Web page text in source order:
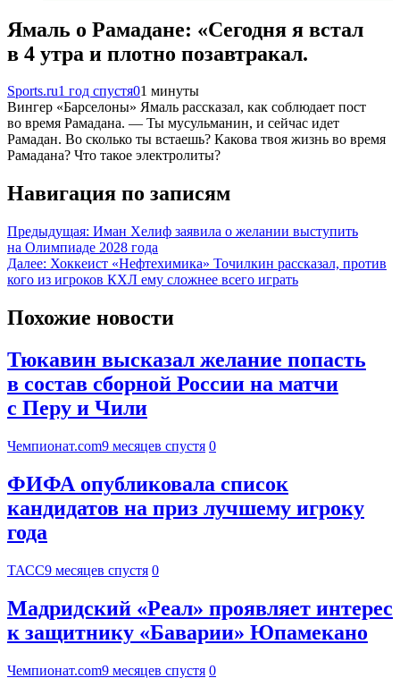
Ямаль о Рамадане: «Сегодня я встал
в 4 утра и плотно позавтракал.
Sports.ru1 год спустя01 минуты
Вингер «Барселоны» Ямаль рассказал, как соблюдает пост
во время Рамадана. — Ты мусульманин, и сейчас идет
Рамадан. Во сколько ты встаешь? Какова твоя жизнь во время
Рамадана? Что такое электролиты?
Навигация по записям
Предыдущая: Иман Хелиф заявила о желании выступить
на Олимпиаде 2028 года
Далее: Хоккеист «Нефтехимика» Точилкин рассказал, против
кого из игроков КХЛ ему сложнее всего играть
Похожие новости
Тюкавин высказал желание попасть
в состав сборной России на матчи
с Перу и Чили
Чемпионат.com9 месяцев спустя 0
ФИФА опубликовала список
кандидатов на приз лучшему игроку
года
ТАСС9 месяцев спустя 0
Мадридский «Реал» проявляет интерес
к защитнику «Баварии» Юпамекано
Чемпионат.com9 месяцев спустя 0